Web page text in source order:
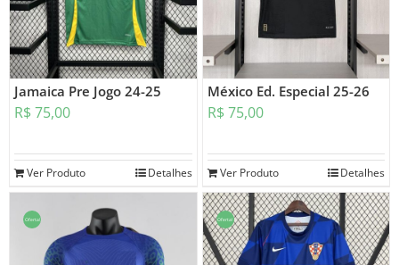
Jamaica Pre Jogo 24-25
R$ 75,00
Ver Produto Detalhes
México Ed. Especial 25-26
R$ 75,00
Ver Produto Detalhes
Oferta! Oferta!